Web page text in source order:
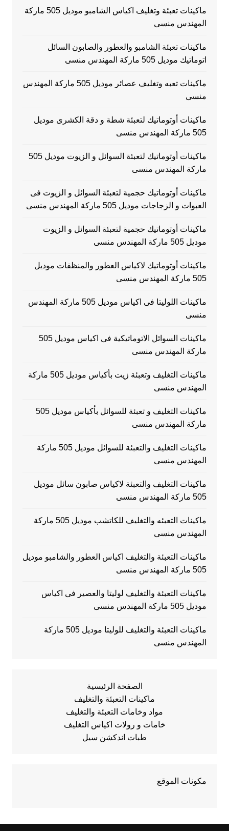
ماكينات تعبئة وتغليف اكياس الشامبو موديل 505 ماركة
المهندس منسى
ماكينات تعبئة الشامبو والعطور والصابون السائل
اتوماتيك موديل 505 ماركة المهندس منسى
ماكينات تعبه وتغليف عصائر موديل 505 ماركة المهندس
منسى
ماكينات أوتوماتيك لتعبئة شطة و دقة الكشرى موديل
505 ماركة المهندس منسى
ماكينات أوتوماتيك لتعبئة السوائل و الزيوت موديل 505
ماركة المهندس منسى
ماكينات أوتوماتيك حجمية لتعبئة السوائل و الزيوت فى
العبوات و الزجاجات موديل 505 ماركة المهندس منسى
ماكينات أوتوماتيك حجمية لتعبئة السوائل و الزيوت
موديل 505 ماركة المهندس منسى
ماكينات أوتوماتيك لاكياس العطور والمنظفات موديل
505 ماركة المهندس منسى
ماكينات اللوليتا فى اكياس موديل 505 ماركة المهندس
منسى
ماكينات السوائل الاتوماتيكية فى اكياس موديل 505
ماركة المهندس منسى
ماكينات التغليف وتعبئة زيت بأكياس موديل 505 ماركة
المهندس منسى
ماكينات التغليف و تعبئة للسوائل بأكياس موديل 505
ماركة المهندس منسى
ماكينات التغليف والتعبئة للسوائل موديل 505 ماركة
المهندس منسى
ماكينات التغليف والتعبئة لاكياس صابون سائل موديل
505 ماركة المهندس منسى
ماكينات التعبئه والتغليف للكاتشب موديل 505 ماركة
المهندس منسى
ماكينات التعبئة والتغليف اكياس العطور والشامبو موديل
505 ماركة المهندس منسى
ماكينات التعبئة والتغليف لوليتا والعصير فى اكياس
موديل 505 ماركة المهندس منسى
ماكينات التعبئة والتغليف للوليتا موديل 505 ماركة
المهندس منسى
الصفحة الرئيسية
ماكينات التعبئة والتغليف
مواد وخامات التعبئة والتغليف
خامات و رولات اكياس التغليف
طبات اندكشن سيل
مكونات الموقع